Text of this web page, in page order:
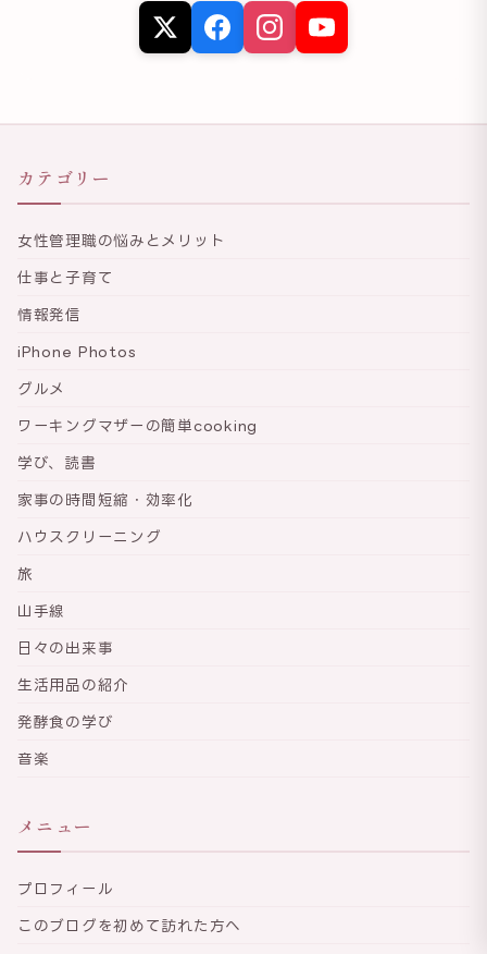
カテゴリー
女性管理職の悩みとメリット
仕事と子育て
情報発信
iPhone Photos
グルメ
ワーキングマザーの簡単cooking
学び、読書
家事の時間短縮・効率化
ハウスクリーニング
旅
山手線
日々の出来事
生活用品の紹介
発酵食の学び
音楽
メニュー
プロフィール
このブログを初めて訪れた方へ